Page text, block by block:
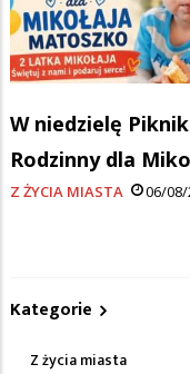
W niedzielę Piknik
Rodzinny dla
Z ŻYCIA MIASTA 06/08/
Kategorie
Z życia miasta